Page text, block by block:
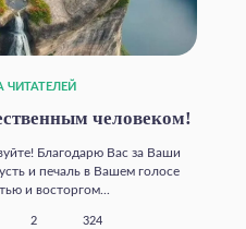
ЧИТАТЕЛЕЙ
человеком!
Благодарю Вас за Ваши
и печаль в Вашем голосе
и восторгом...
2 324